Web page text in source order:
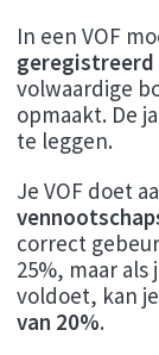
In een VOF
geregistreerd
volwaardige
opmaakt. De
te leggen.
Je VOF doet
correct
25%, maar
voldoet, kan
van 20%.